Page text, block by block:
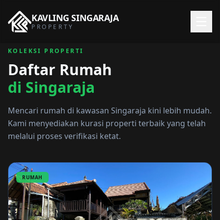
KAVLING SINGARAJA
PROPERTY
KOLEKSI PROPERTI
Daftar Rumah
di Singaraja
Mencari rumah di kawasan Singaraja kini lebih mudah.
Kami menyediakan kurasi properti terbaik yang telah
melalui proses verifikasi ketat.
RUMAH